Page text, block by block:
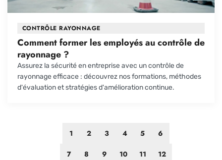
CONTRÔLE RAYONNAGE
Comment former les employés au contrôle de
rayonnage ?
Assurez la sécurité en entreprise avec un contrôle de
rayonnage efficace : découvrez nos formations, méthodes
d'évaluation et stratégies d'amélioration continue.
1 2 3 4 5 6
7 8 9 10 11 12